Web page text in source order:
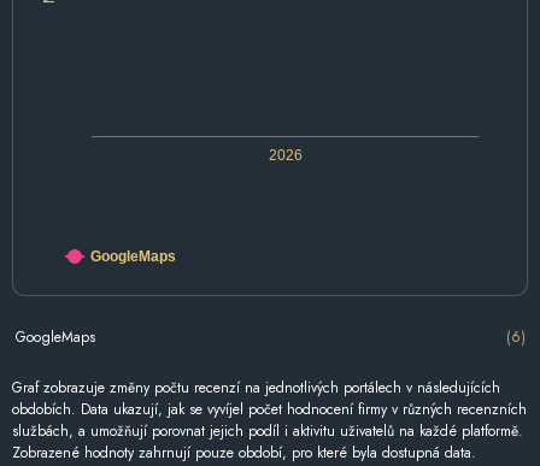
2026
GoogleMaps
GoogleMaps (6)
Graf zobrazuje změny počtu recenzí na jednotlivých portálech v následujících
obdobích. Data ukazují, jak se vyvíjel počet hodnocení firmy v různých recenzních
službách, a umožňují porovnat jejich podíl i aktivitu uživatelů na každé platformě.
Zobrazené hodnoty zahrnují pouze období, pro které byla dostupná data.